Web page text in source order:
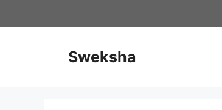
Sweksha